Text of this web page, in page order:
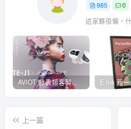
985 0
這家夥很懶，
AVIOT 發表類客製耳機型真無線耳機 TE-J1 ，具 Hi-Res 認證、與 BiSH 成員 AiNA THE END 合作開發
上一篇